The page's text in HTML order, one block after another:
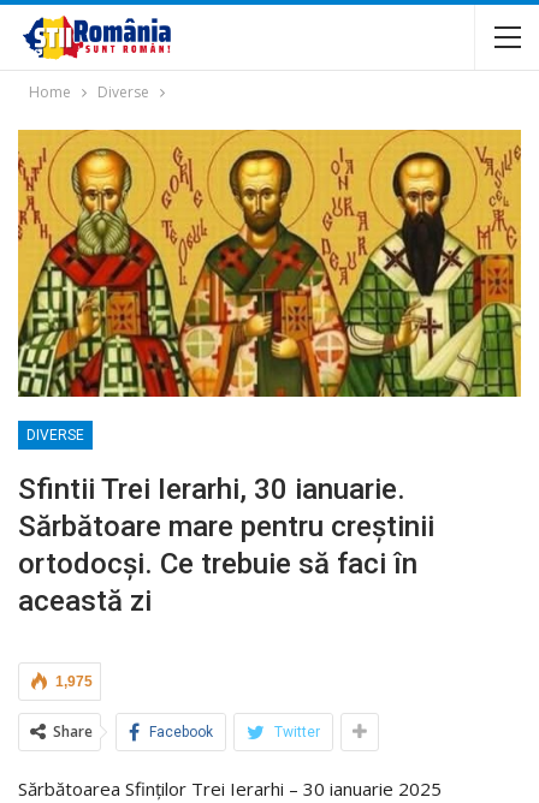
Home Diverse
DIVERSE
Sfintii Trei Ierarhi, 30 ianuarie.
Sărbătoare mare pentru creștinii
ortodocși. Ce trebuie să faci în
această zi
1,975
Share Facebook Twitter
Sărbătoarea Sfinților Trei Ierarhi – 30 ianuarie 2025